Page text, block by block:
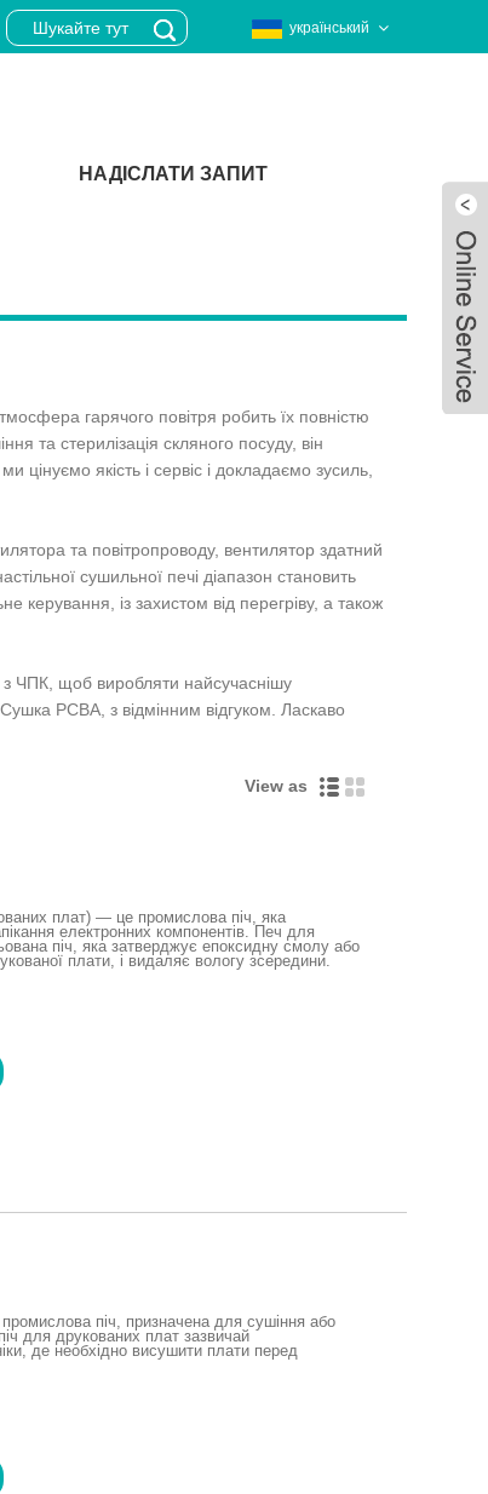
український
НАДІСЛАТИ ЗАПИТ
гарячого повітря робить їх повністю
та стерилізація скляного посуду, він
цінуємо якість і сервіс і докладаємо зусиль,
та повітропроводу, вентилятор здатний
сушильної печі діапазон становить
керування, із захистом від перегріву, а також
ЧПК, щоб виробляти найсучаснішу
PCBA, з відмінним відгуком. Ласкаво
View as
плат) — це промислова піч, яка
електронних компонентів. Печ для
піч, яка затверджує епоксидну смолу або
плати, і видаляє вологу зсередини.
піч, призначена для сушіння або
для друкованих плат зазвичай
де необхідно висушити плати перед